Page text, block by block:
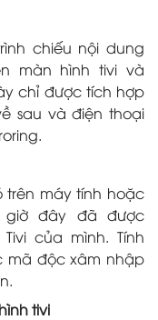
chiếu nội dung
màn hình tivi và
chỉ được tích hợp
sau và điện thoại
trên máy tính hoặc
giờ đây đã được
của mình. Tính
mã độc xâm nhập
tivi